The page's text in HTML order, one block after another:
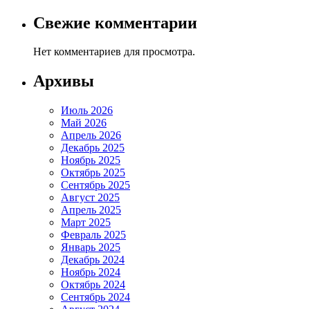
Свежие комментарии
Нет комментариев для просмотра.
Архивы
Июль 2026
Май 2026
Апрель 2026
Декабрь 2025
Ноябрь 2025
Октябрь 2025
Сентябрь 2025
Август 2025
Апрель 2025
Март 2025
Февраль 2025
Январь 2025
Декабрь 2024
Ноябрь 2024
Октябрь 2024
Сентябрь 2024